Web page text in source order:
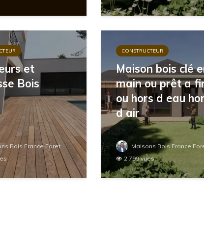
et
Bois
Bois France Foret
CONSTRUCTEUR
Maison bois clé
main ou prêt a
ou hors d eau
d air
Maisons Bois France
2 799 vues